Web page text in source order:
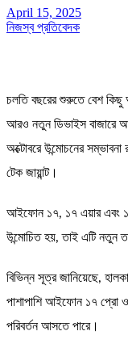
April 15, 2025
নিজস্ব প্রতিবেদক
চলতি বছরের শুরুতে বেশ
আরও নতুন ডিভাইস বাজারে
অক্টোবরে উন্মোচনের
টেক জায়ান্ট।
আইফোন ১৭, ১৭ এয়ার এবং
উন্মোচিত হয়, তাই এটি নতুন
বিভিন্ন সূত্র জানিয়েছে,
পাশাপাশি আইফোন ১৭ প্রো ও
পরিবর্তন আসতে পারে।